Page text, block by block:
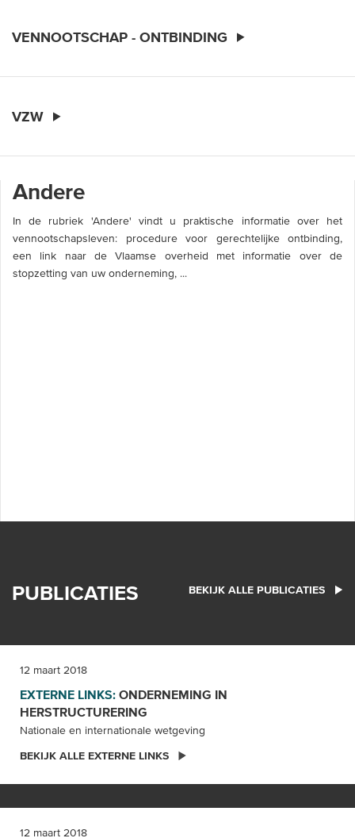
VENNOOTSCHAP - ONTBINDING
VZW
Andere
In de rubriek 'Andere' vindt u praktische informatie over het
vennootschapsleven: procedure voor gerechtelijke ontbinding,
een link naar de Vlaamse overheid met informatie over de
stopzetting van uw onderneming, ...
PUBLICATIES BEKIJK ALLE PUBLICATIES
12 maart 2018
EXTERNE LINKS:ONDERNEMING IN
HERSTRUCTURERING
Nationale en internationale wetgeving
BEKIJK ALLE EXTERNE LINKS
12 maart 2018